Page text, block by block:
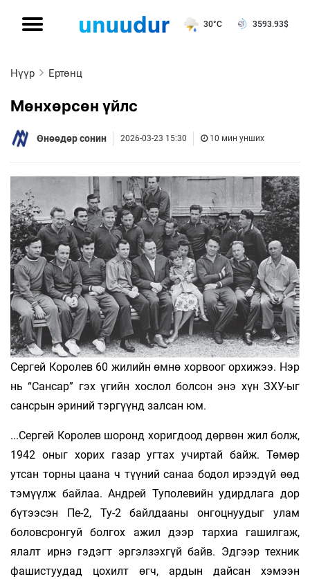
30°C 3593.93$
Нүүр Ертөнц
Мөнхөрсөн үйлс
Өнөөдөр сонин 2026-03-23 15:30 10 мин унших
Сергей Королев 60 жилийн өмнө хорвоог орхижээ. Нэр
нь “Сансар” гэх үгийн хослол болсон энэ хүн ЗХУ-ыг
сансрын эриний тэргүүнд залсан юм.
...Сергей Королев шоронд хоригдоод дөрвөн жил болж,
1942 оныг хорих газар угтах учиртай байж. Төмөр
утсан торны цаана ч түүний санаа бодол ирээдүй өөд
тэмүүлж байлаа. Андрей Туполевийн удирдлага дор
бүтээсэн Пе-2, Ту-2 байлдааны онгоцнуудыг улам
боловсронгуй болгох ажил дээр тархиа гашилгаж,
ялалт ирнэ гэдэгт эргэлзэхгүй байв. Эдгээр техник
фашистуудад цохилт өгч, ардын дайсан хэмээн